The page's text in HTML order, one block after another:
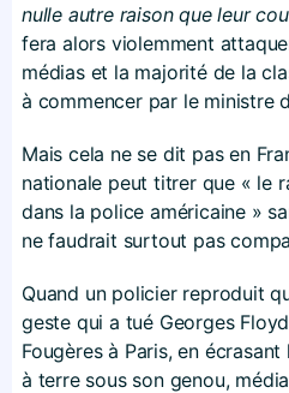
nulle autre raison que leur
fera alors violemment
médias et la majorité de la
à commencer par le ministre
Mais cela ne se dit pas en
nationale peut titrer que « le
dans la police américaine »
ne faudrait surtout pas
Quand un policier reproduit
geste qui a tué Georges
Fougères à Paris, en écrasant
à terre sous son genou,